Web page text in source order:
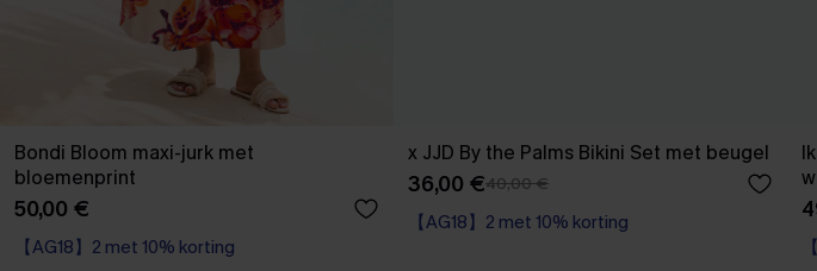
Bondi Bloom maxi-jurk met
bloemenprint
50,00 €
【AG18】2 met 10% korting
x JJD By the Palms Bikini Set met beugel
36,00 €40,00 €
【AG18】2 met 10% korting